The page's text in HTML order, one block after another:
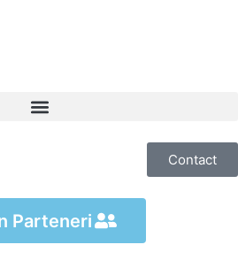
Contact
Parteneri